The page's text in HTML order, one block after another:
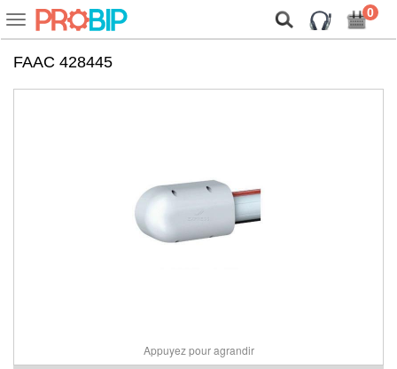
Voir
ou
cacher
navigation
0
FAAC 428445
Appuyez pour agrandir
On vous présente nos cookies !